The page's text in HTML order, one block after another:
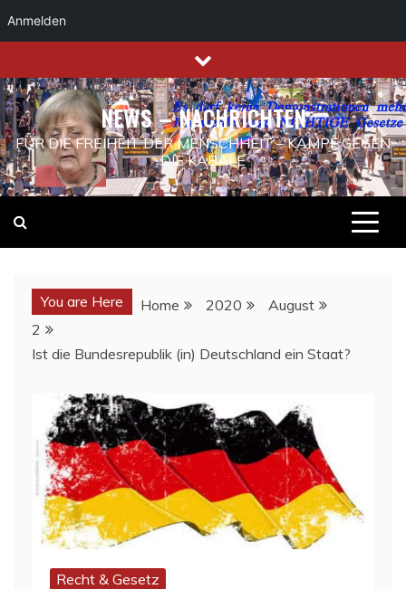
Anmelden
to
content
NEWS – NACHRICHTEN
FÜR DIE FREIHEIT DER MENSCHHEIT – KAMPF GEGEN
DIE KABALE
You are Here Home 2020
August
2
Ist die Bundesrepublik (in) Deutschland ein Staat?
Recht & Gesetz